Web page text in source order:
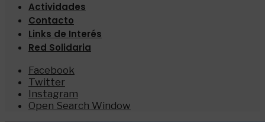
Actividades
Contacto
Links de Interés
Red Solidaria
Facebook
Twitter
Instagram
Open Search Window